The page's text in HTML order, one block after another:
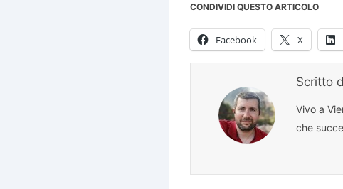
CONDIVIDI QUESTO ARTICOLO
Facebook X
Scritto
Vivo a
che